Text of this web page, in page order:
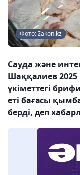
Фото: Zakon.kz
Сауда және
Шаққалиев
үкіметтегі
еті бағасы
берді, деп